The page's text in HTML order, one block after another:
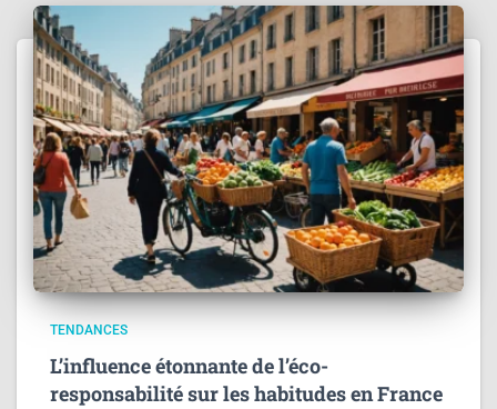
TENDANCES
L’influence étonnante de l’éco-
responsabilité sur les habitudes en France